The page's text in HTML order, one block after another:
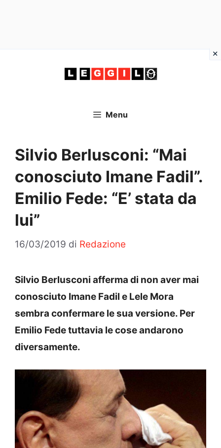
Menu
Silvio Berlusconi: “Mai
conosciuto Imane Fadil”.
Emilio Fede: “E’ stata da
lui”
16/03/2019 di Redazione
Silvio Berlusconi afferma di non aver mai
conosciuto Imane Fadil e Lele Mora
sembra confermare le sua versione. Per
Emilio Fede tuttavia le cose andarono
diversamente.